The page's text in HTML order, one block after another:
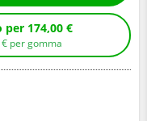
Compra senza montaggio per 174,00 €
€ per gomma